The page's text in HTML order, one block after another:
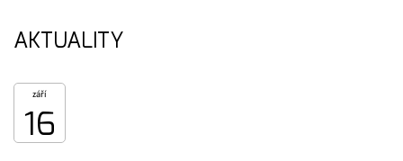
AKTUALITY
září
16